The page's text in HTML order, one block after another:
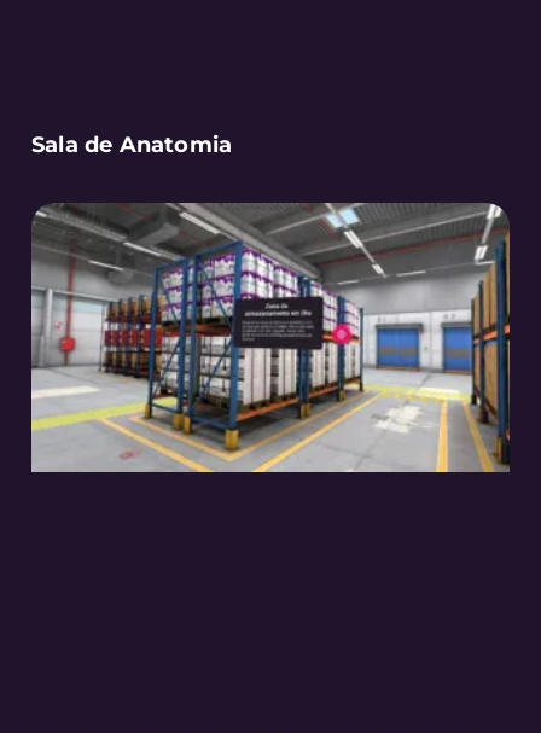
Sala de Anatomia